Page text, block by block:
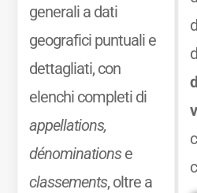
generali a dati
geografici puntuali e
dettagliati, con
elenchi completi di
appellations,
dénominationse
classements, oltre a